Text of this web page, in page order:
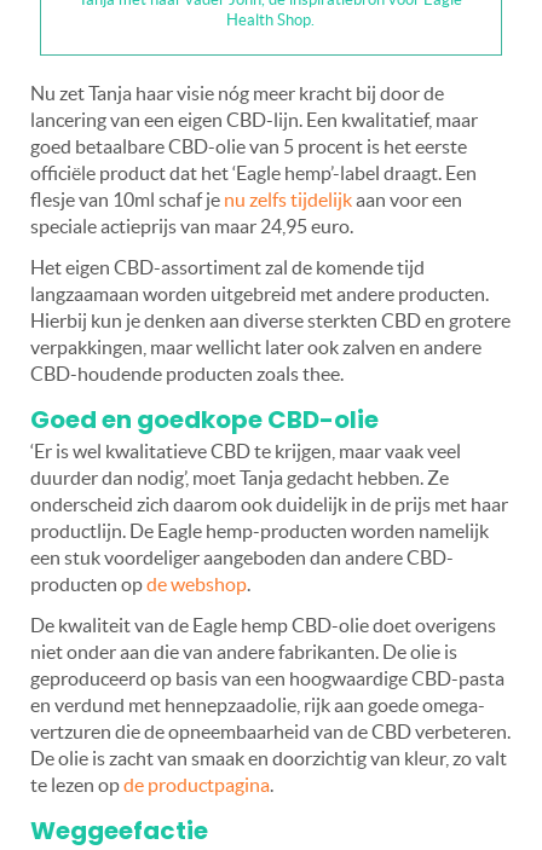
Health Shop.
Nu zet Tanja haar visie nóg meer kracht bij door de
lancering van een eigen CBD-lijn. Een kwalitatief, maar
goed betaalbare CBD-olie van 5 procent is het eerste
officiële product dat het ‘Eagle hemp’-label draagt. Een
flesje van 10ml schaf je nu zelfs tijdelijkaan voor een
speciale actieprijs van maar 24,95 euro.
Het eigen CBD-assortiment zal de komende tijd
langzaamaan worden uitgebreid met andere producten.
Hierbij kun je denken aan diverse sterkten CBD en grotere
verpakkingen, maar wellicht later ook zalven en andere
CBD-houdende producten zoals thee.
Goed en goedkope CBD-olie
‘Er is wel kwalitatieve CBD te krijgen, maar vaak veel
duurder dan nodig’, moet Tanja gedacht hebben. Ze
onderscheid zich daarom ook duidelijk in de prijs met haar
productlijn. De Eagle hemp-producten worden namelijk
een stuk voordeliger aangeboden dan andere CBD-
producten opde webshop.
De kwaliteit van de Eagle hemp CBD-olie doet overigens
niet onder aan die van andere fabrikanten. De olie is
geproduceerd op basis van een hoogwaardige CBD-pasta
en verdund met hennepzaadolie, rijk aan goede omega-
vertzuren die de opneembaarheid van de CBD verbeteren.
De olie is zacht van smaak en doorzichtig van kleur, zo valt
te lezen opde productpagina.
Weggeefactie